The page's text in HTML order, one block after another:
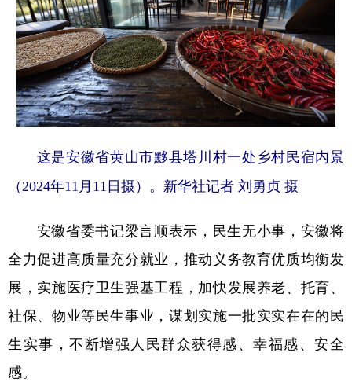
这是安徽省黄山市黟县塔川村一处乡村民宿内景
（2024年11月11日摄）。新华社记者 刘勇贞 摄
安徽省委书记梁言顺表示，民生无小事，安徽将
全力促进高质量充分就业，推动义务教育优质均衡发
展，实施医疗卫生强基工程，加快发展养老、托育、
社保、物业等民生事业，谋划实施一批实实在在的民
生实事，不断增强人民群众获得感、幸福感、安全
感。